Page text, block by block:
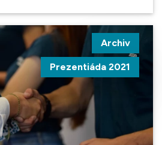
Archiv
Prezentiáda 2021